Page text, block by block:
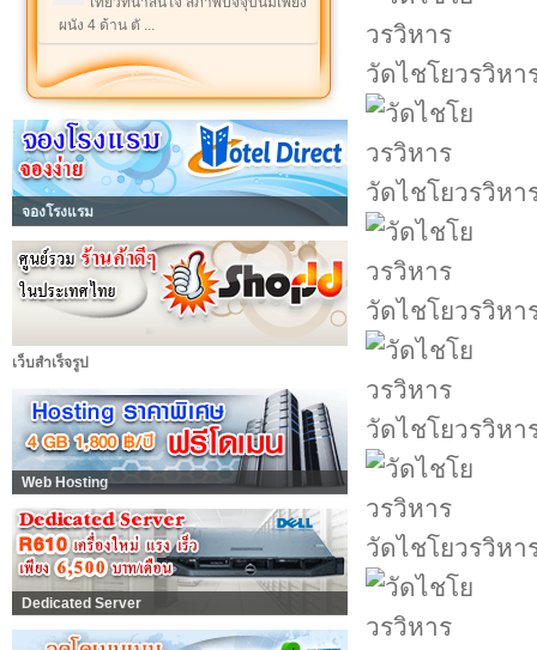
ผนัง 4 ด้าน ตั ...
จองโรงแรม
เว็บสำเร็จรูป
Web Hosting
Dedicated Server
วัดไชโยวรวิหา
วัดไชโยวรวิหา
วัดไชโยวรวิหา
วัดไชโยวรวิหา
วัดไชโยวรวิหา